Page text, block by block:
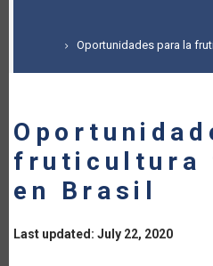
Oportunidades para la
fruticultura
en Brasil
Last updated: July 22, 2020